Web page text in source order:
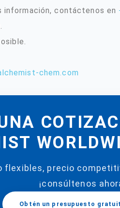
información, contáctenos en
chem.com
flexibles, precio
¡consúltenos
Obtén un presupuesto